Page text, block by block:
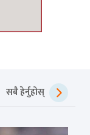
सबै हेर्नुहोस्